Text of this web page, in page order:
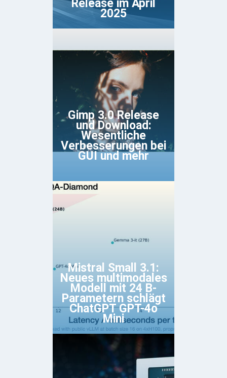
Release im April
2025
Gimp 3.0 Release
und Download:
Wesentliche
Verbesserungen bei
GUI und mehr
Mistral Small 3.1:
Neues multimodales
Modell mit 24 B-
Parametern schlägt
ChatGPT GPT-4o
Mini